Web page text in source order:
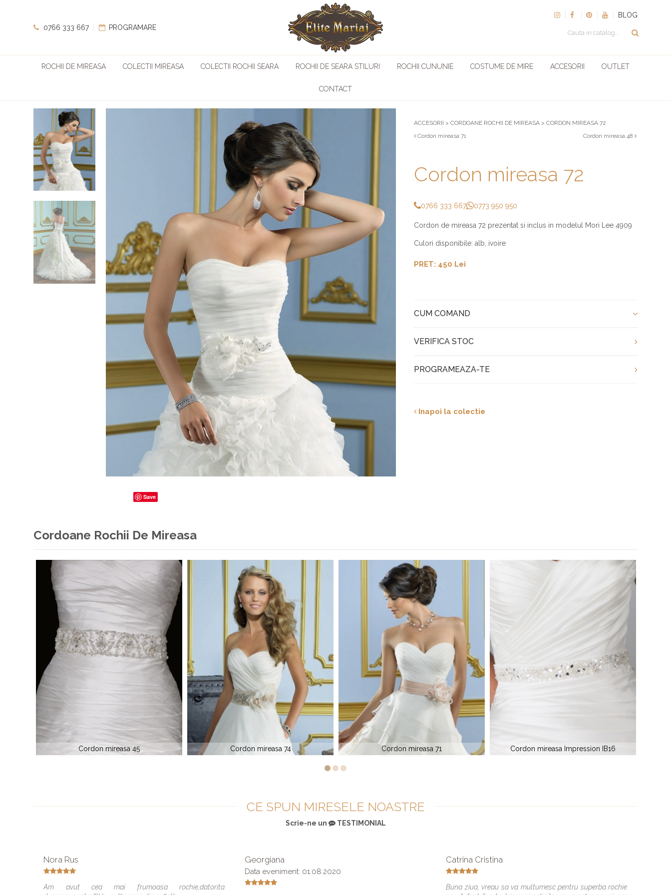
0766 333 667 PROGRAMARE
BLOG
ROCHII DE MIREASA COLECTII MIREASA COLECTII ROCHII SEARA ROCHII DE SEARA STILURI ROCHII CUNUNIE COSTUME DE MIRE ACCESORII OUTLET
CONTACT
ACCESORII >CORDOANE ROCHII DE MIREASA >CORDON MIREASA 72
Cordon mireasa 71
Cordon mireasa 48
Cordon mireasa 72
0766 333 667 0773 950 950
Cordon de mireasa 72 prezentat si inclus in modelul Mori Lee 4909
Culori disponibile: alb, ivoire
PRET: 450 Lei
CUM COMAND
VERIFICA STOC
PROGRAMEAZA-TE
Inapoi la colectie
Save
Cordoane Rochii De Mireasa
Cordon mireasa 74 Cordon mireasa 71 Cordon mireasa Impression IB16 Cordon mireasa 43
CE SPUN MIRESELE NOASTRE
Scrie-ne un TESTIMONIAL
Nora Rus
Am avut cea mai frumoasa rochie,datorita
Georgiana
Data eveniment: 01.08.2020
Catrina Cristina
Buna ziua, vreau sa va multumesc pentru superba rochie